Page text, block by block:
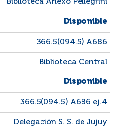
Biblioteca Anexo Pellegrini
Disponible
366.5(094.5) A686
Biblioteca Central
Disponible
366.5(094.5) A686 ej.4
Delegación S. S. de Jujuy